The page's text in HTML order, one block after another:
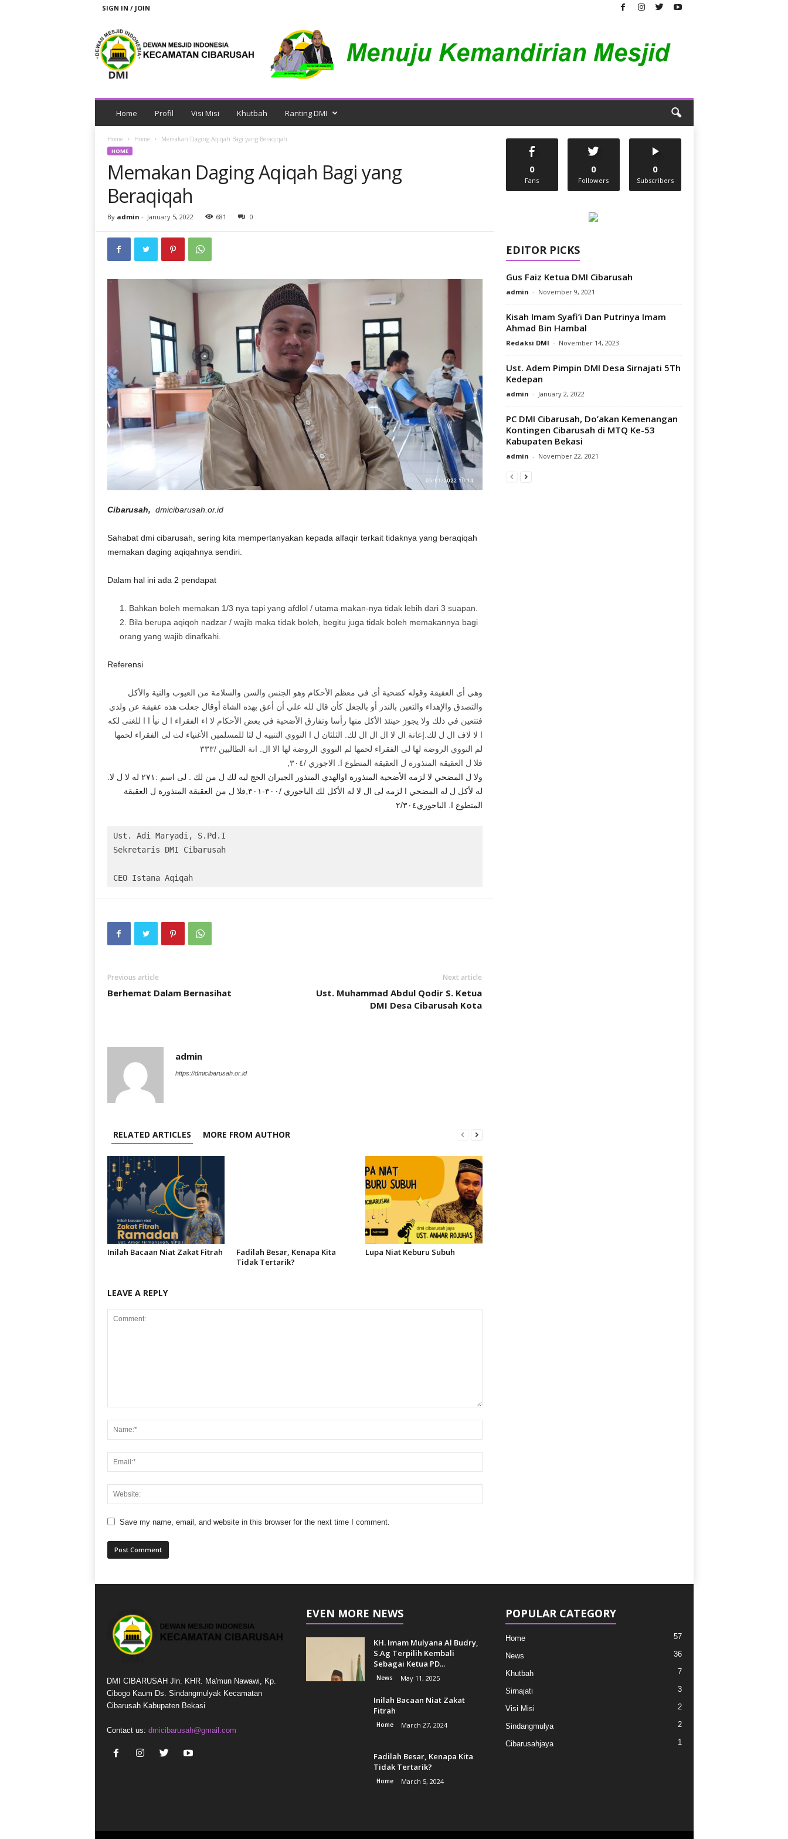
SIGN IN / JOIN
C
D
I
A
Home Profil Visi Misi Khutbah Ranting DMI
Home Home Memakan Daging Aqiqah Bagi yang Beraqiqah
HOME
Memakan Daging Aqiqah Bagi yang
Beraqiqah
By admin - January 5, 2022 681 0
Cibarusah, dmicibarusah.or.id
Sahabat dmi cibarusah, sering kita mempertanyakan kepada alfaqir terkait tidaknya yang beraqiqah
memakan daging aqiqahnya sendiri.
Dalam hal ini ada 2 pendapat
Bahkan boleh memakan 1/3 nya tapi yang afdlol / utama makan-nya tidak lebih dari 3 suapan.
Bila berupa aqiqoh ​​nadzar / wajib maka tidak boleh, begitu juga tidak boleh memakannya bagi
orang yang wajib dinafkahi.
Referensi
وهي أى العقيقة وقوله كضحية أى في معظم الأحكام وهو الجنس والسن والسلامة من العيوب والنية والأكل
والتصدق والإهداء والتعين بالنذر أو بالجعل كأن قال لله علي أن أعق بهذه الشاة أوقال جعلت هذه عقيقة عن ولدي
فتتعين في ذلك ولا يجوز حينئذ الأكل منها رأسا وتفارق الأضحية في بعض الأحكام لا اء الفقراء ا ل نيأ ا ا للغنى لكه
ا لا لاف ال ل لك.إعانة ال لا ال ال ال لك. الثلثان ل ا النووي التنبيه ل لثا للمسلمين الأغنياء لث لى الفقراء لحمها
لم النووي الروضة لها لى الفقراء لحمها لم النووي الروضة لها الا ال. انة الطالبين /٣٣٣
,فلا ل العقيقة المنذورة ل العقيقة المتطوع ا. الاجوري /٣٠٤
.ولا ل المضحي لا لزمه الأضحية المنذورة اوالهدي المنذور الجبران الحج ليه لك ل من لك .
لى اسم :٢٧١ له لا ل لا
له لأكل ل له المضحي ا لزمه لى ال لا له الأكل لك
الباجوري /٣٠٠-٣٠١,فلا ل من العقيقة المنذورة ل العقيقة
المتطوع ا. الباجوري٢/٣٠٤
Ust. Adi Maryadi, S.Pd.I
Sekretaris DMI Cibarusah
CEO Istana Aqiqah
Previous article
Berhemat Dalam Bernasihat
Next article
Ust. Muhammad Abdul Qodir S. Ketua
DMI Desa Cibarusah Kota
admin
https://dmicibarusah.or.id
RELATED ARTICLES MORE FROM AUTHOR
Inilah Bacaan Niat Zakat Fitrah
Fadilah Besar, Kenapa Kita
Tidak Tertarik?
Lupa Niat Keburu Subuh
LEAVE A REPLY
Save my name, email, and website in this browser for the next time I comment.
0
Fans
0
Followers
0
Subscribers
EDITOR PICKS
Gus Faiz Ketua DMI Cibarusah
admin - November 9, 2021
Kisah Imam Syafi’i Dan Putrinya Imam
Ahmad Bin Hambal
Redaksi DMI - November 14, 2023
Ust. Adem Pimpin DMI Desa Sirnajati 5Th
Kedepan
admin - January 2, 2022
PC DMI Cibarusah, Do’akan Kemenangan
Kontingen Cibarusah di MTQ Ke-53
Kabupaten Bekasi
admin - November 22, 2021
DMI CIBARUSAH Jln. KHR. Ma'mun Nawawi, Kp.
Cibogo Kaum Ds. Sindangmulyak Kecamatan
Cibarusah Kabupaten Bekasi
Contact us: dmicibarusah@gmail.com
EVEN MORE NEWS
KH. Imam Mulyana Al Budry,
S.Ag Terpilih Kembali
Sebagai Ketua PD...
News May 11, 2025
Inilah Bacaan Niat Zakat
Fitrah
Home March 27, 2024
Fadilah Besar, Kenapa Kita
Tidak Tertarik?
Home March 5, 2024
POPULAR CATEGORY
Home 57
News 36
Khutbah 7
Sirnajati 3
Visi Misi 2
Sindangmulya 2
Cibarusahjaya 1